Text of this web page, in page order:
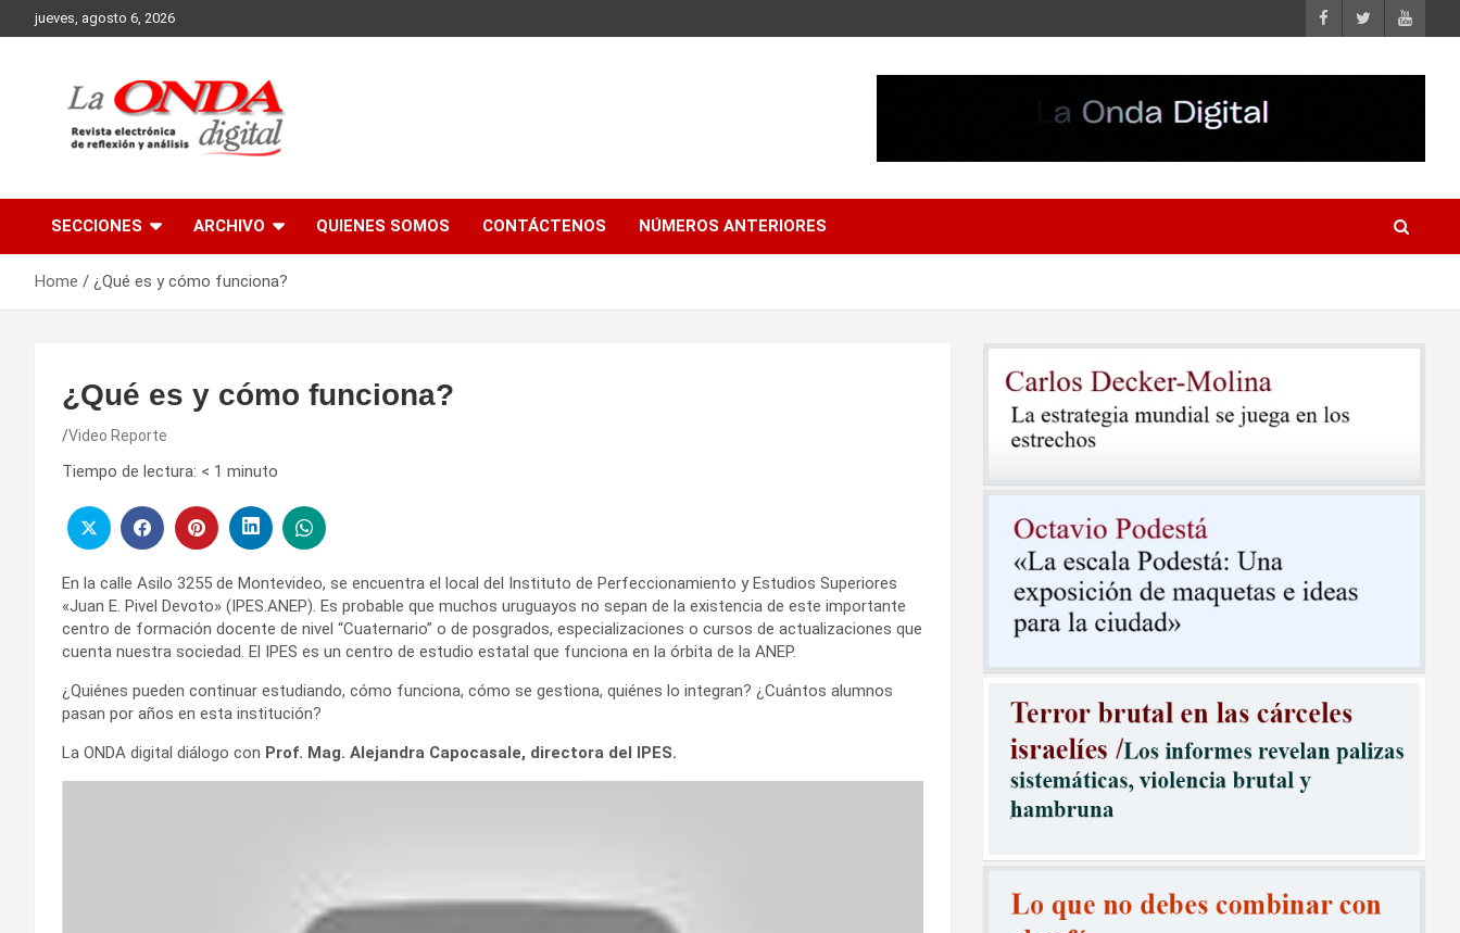
to
jueves, agosto 6, 2026
SECCIONES ARCHIVO QUIENES SOMOS CONTÁCTENOS NÚMEROS ANTERIORES
Home ¿Qué es y cómo funciona?
¿Qué es y cómo funciona?
Video Reporte
Tiempo de lectura: < 1 minuto
En la calle Asilo 3255 de Montevideo, se encuentra el local del Instituto de Perfeccionamiento y Estudios Superiores
«Juan E. Pivel Devoto» (IPES.ANEP). Es probable que muchos uruguayos no sepan de la existencia de este importante
centro de formación docente de nivel “Cuaternario” o de posgrados, especializaciones o cursos de actualizaciones que
cuenta nuestra sociedad. El IPES es un centro de estudio estatal que funciona en la órbita de la ANEP.
¿Quiénes pueden continuar estudiando, cómo funciona, cómo se gestiona, quiénes lo integran? ¿Cuántos alumnos
pasan por años en esta institución?
La ONDA digital diálogo con Prof. Mag. Alejandra Capocasale, directora del IPES.